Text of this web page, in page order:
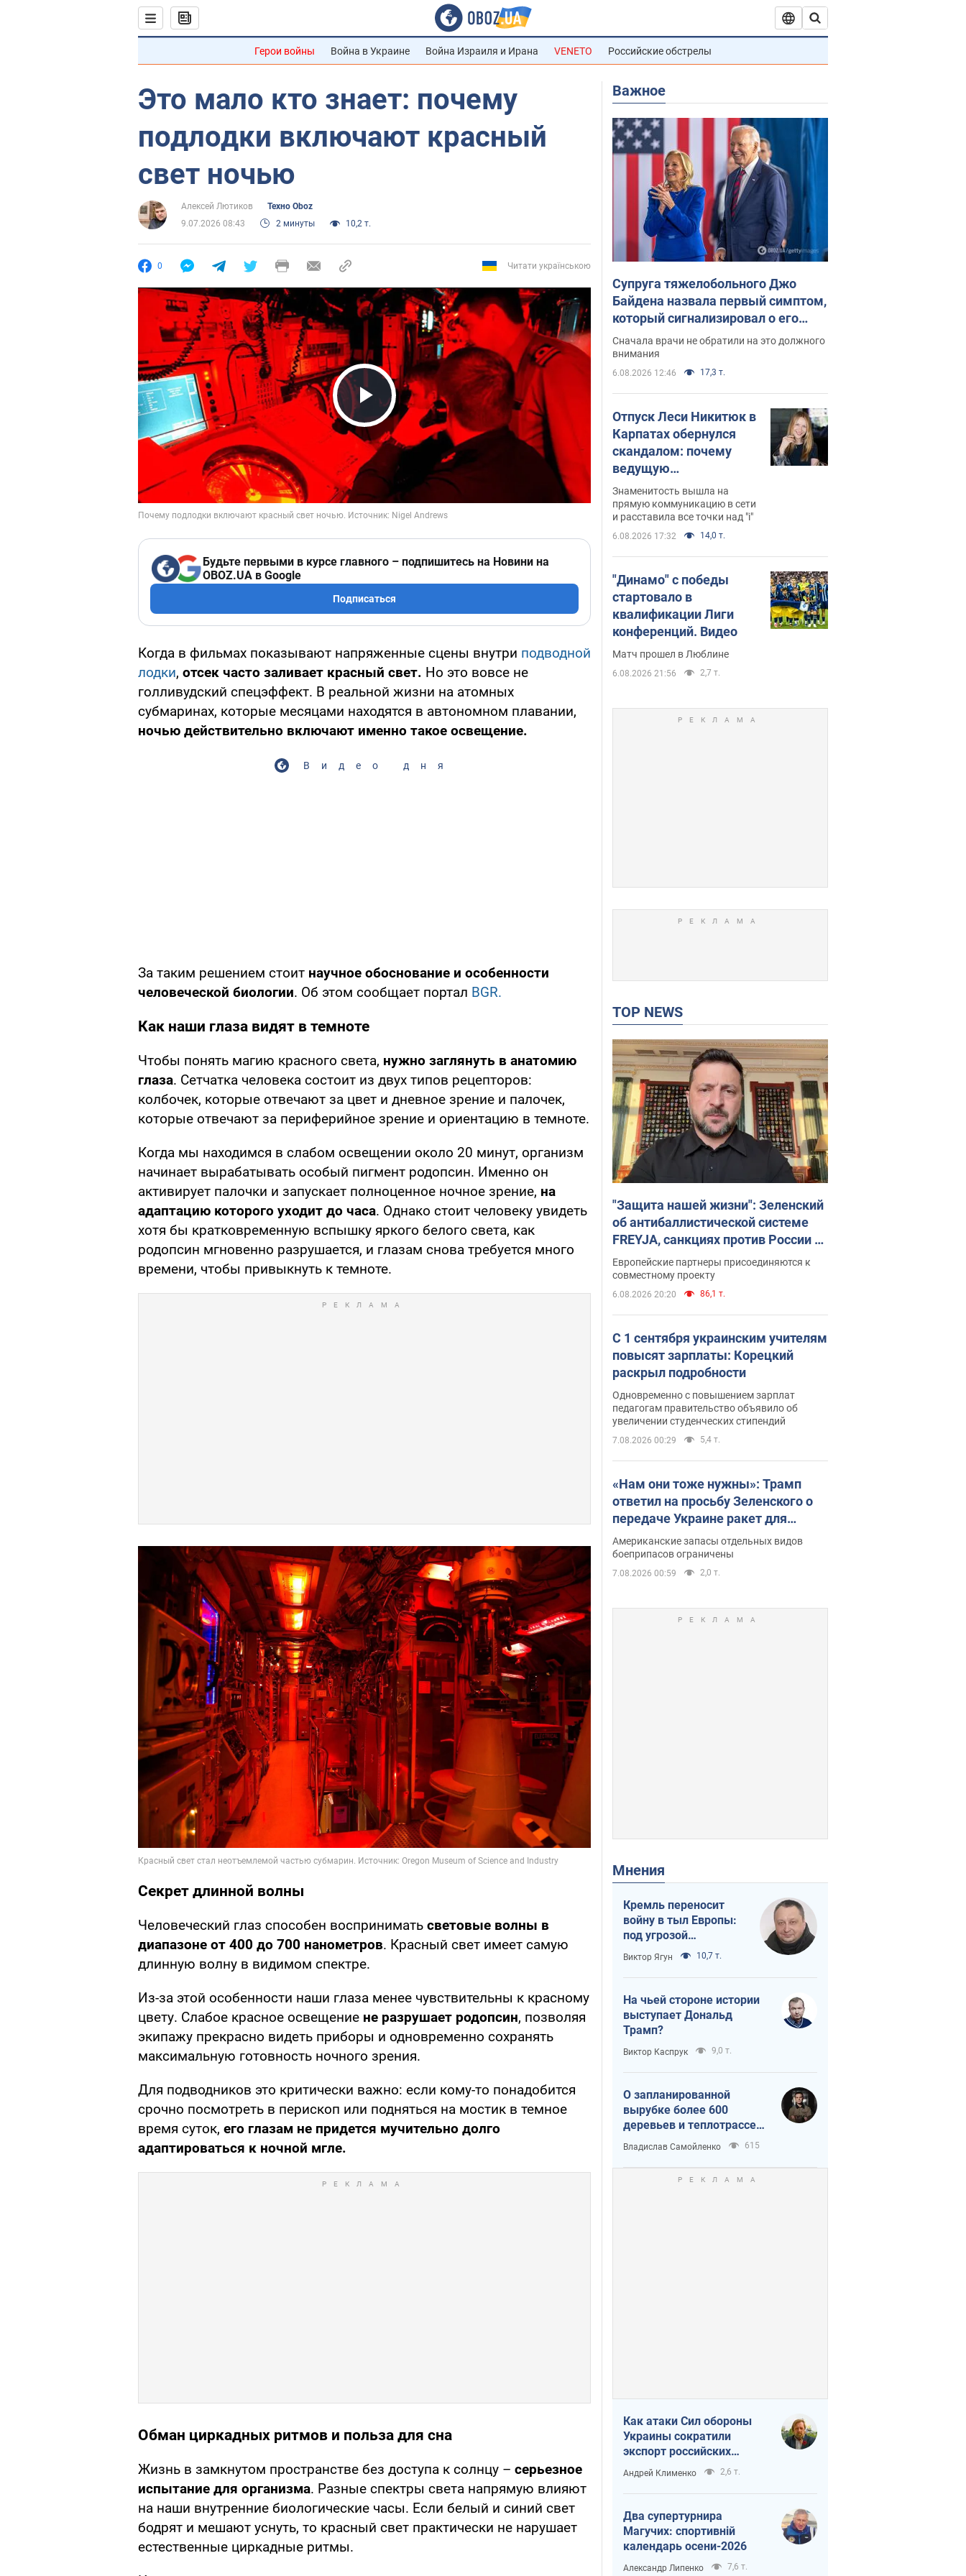
Герои войны Война в Украине Война Израиля и Ирана VENETO Российские обстрелы
Это мало кто знает: почему
подлодки включают красный
свет ночью
Алексей Лютиков
Техно Oboz
9.07.2026 08:43
2 минуты 10,2 т.
0 Читати українською
Play Video
Будьте первыми в курсе главного – подпишитесь на Новини на
OBOZ.UA в Google
Подписаться
Когда в фильмах показывают напряженные сцены внутри подводной
лодки, отсек часто заливает красный свет. Но это вовсе не
голливудский спецэффект. В реальной жизни на атомных
субмаринах, которые месяцами находятся в автономном плавании,
ночью действительно включают именно такое освещение.
Видео дня
За таким решением стоит научное обоснование и особенности
человеческой биологии. Об этом сообщает портал BGR.
Как наши глаза видят в темноте
Чтобы понять магию красного света, нужно заглянуть в анатомию
глаза. Сетчатка человека состоит из двух типов рецепторов:
колбочек, которые отвечают за цвет и дневное зрение и палочек,
которые отвечают за периферийное зрение и ориентацию в темноте.
Когда мы находимся в слабом освещении около 20 минут, организм
начинает вырабатывать особый пигмент родопсин. Именно он
активирует палочки и запускает полноценное ночное зрение, на
адаптацию которого уходит до часа. Однако стоит человеку увидеть
хотя бы кратковременную вспышку яркого белого света, как
родопсин мгновенно разрушается, и глазам снова требуется много
времени, чтобы привыкнуть к темноте.
Секрет длинной волны
Человеческий глаз способен воспринимать световые волны в
диапазоне от 400 до 700 нанометров. Красный свет имеет самую
длинную волну в видимом спектре.
Из-за этой особенности наши глаза менее чувствительны к красному
цвету. Слабое красное освещение не разрушает родопсин, позволяя
экипажу прекрасно видеть приборы и одновременно сохранять
максимальную готовность ночного зрения.
Для подводников это критически важно: если кому-то понадобится
срочно посмотреть в перископ или подняться на мостик в темное
время суток, его глазам не придется мучительно долго
адаптироваться к ночной мгле.
Обман циркадных ритмов и польза для сна
Жизнь в замкнутом пространстве без доступа к солнцу – серьезное
испытание для организма. Разные спектры света напрямую влияют
на наши внутренние биологические часы. Если белый и синий свет
бодрят и мешают уснуть, то красный свет практически не нарушает
естественные циркадные ритмы.
Важное
Супруга тяжелобольного Джо
Байдена назвала первый симптом,
который сигнализировал о его
"агрессивном" раке
Сначала врачи не обратили на это должного
внимания
6.08.2026 12:46 17,3 т.
Отпуск Леси Никитюк в
Карпатах обернулся
скандалом: почему
ведущую
несправедливо
захейтили
Знаменитость вышла на
прямую коммуникацию в сети
и расставила все точки над "i"
6.08.2026 17:32 14,0 т.
"Динамо" с победы
стартовало в
квалификации Лиги
конференций. Видео
Матч прошел в Люблине
6.08.2026 21:56 2,7 т.
TOP NEWS
"Защита нашей жизни": Зеленский
об антибаллистической системе
FREYJA, санкциях против России и
поддержке аграриев. Видео
Европейские партнеры присоединяются к
совместному проекту
6.08.2026 20:20 86,1 т.
С 1 сентября украинским учителям
повысят зарплаты: Корецкий
раскрыл подробности
Одновременно с повышением зарплат
педагогам правительство объявило об
увеличении студенческих стипендий
7.08.2026 00:29 5,4 т.
«Нам они тоже нужны»: Трамп
ответил на просьбу Зеленского о
передаче Украине ракет для
Patriot
Американские запасы отдельных видов
боеприпасов ограничены
7.08.2026 00:59 2,0 т.
Мнения
Кремль переносит
войну в тыл Европы:
под угрозой
критическая
логистика
Виктор Ягун 10,7 т.
На чьей стороне истории
выступает Дональд
Трамп?
Виктор Каспрук 9,0 т.
О запланированной
вырубке более 600
деревьев и теплотрассе:
что происходит на
Теремках в Киеве
Владислав Самойленко 615
Как атаки Сил обороны
Украины сократили
экспорт российских
нефтепродуктов
Андрей Клименко 2,6 т.
Два супертурнира
Магучих: спортивній
календарь осени-2026
Александр Липенко 7,6 т.